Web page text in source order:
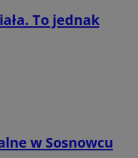
To jednak
w Sosnowcu